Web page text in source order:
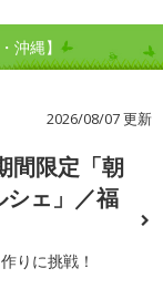
沖縄】
2026/08/07 更新
間限定「朝
シェ」／福
りに挑戦！